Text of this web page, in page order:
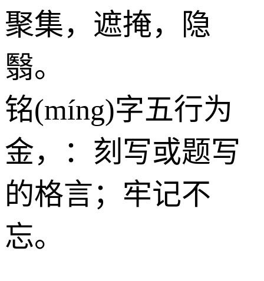
聚集，遮掩，隐
翳。
铭(míng)字五行为
金，：刻写或题写
的格言；牢记不
忘。